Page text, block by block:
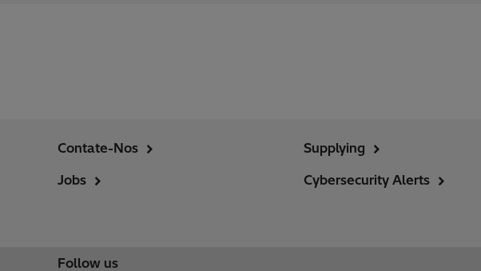
Contate-Nos
Jobs
Supplying
Cybersecurity Alerts
Follow us